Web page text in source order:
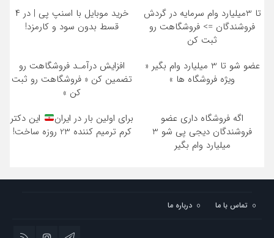
تا 3میلیارد وام سرمایه در گردش
فروشندگان => فروشگاهت رو
ثبت کن
خرید موبایل با اسنپ پی | در ۴
قسط بدون سود و کارمزد!
عضو شو تا 3 میلیارد وام بگیر «
ویژه فروشگاه ها »
افزایش درآمـد فروشگاهت رو
تضمین کن « فروشگاهت رو ثبت
کن »
اگه فروشگاه داری عضو
فروشندگان دیجی پی شو 3
میلیارد وام بگیر
برای اولین بار در ایران
این دکتر
کرم ترمیم کننده 23 روزه ساخت!
تماس با ما درباره ما